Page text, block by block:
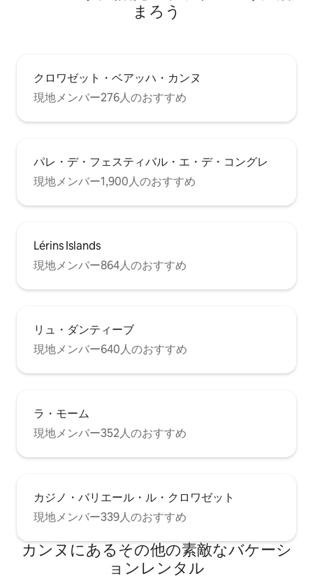
まろう
クロワゼット・ベアッハ・カンヌ
現地メンバー276人のおすすめ
パレ・デ・フェスティバル・エ・デ・コングレ
現地メンバー1,900人のおすすめ
Lérins Islands
現地メンバー864人のおすすめ
リュ・ダンティーブ
現地メンバー640人のおすすめ
ラ・モーム
現地メンバー352人のおすすめ
カジノ・バリエール・ル・クロワゼット
現地メンバー339人のおすすめ
カンヌにあるその他の素敵なバケーシ
ョンレンタル